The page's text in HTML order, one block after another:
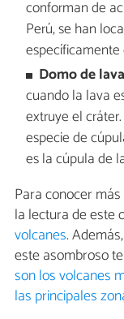
conforman de
Perú, se han
específicamente
Domo de
cuando la lava
extruye el
especie de
es la cúpula de
Para conocer
la lectura de este
volcanes.
este asombroso
son los volcanes
las principales